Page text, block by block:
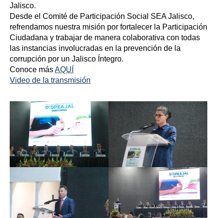
Jalisco.
Desde el Comité de Participación Social SEA Jalisco,
refrendamos nuestra misión por fortalecer la Participación
Ciudadana y trabajar de manera colaborativa con todas
las instancias involucradas en la prevención de la
corrupción por un Jalisco Íntegro.
Conoce másAQUÍ
Video de la transmisión